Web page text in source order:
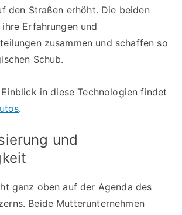
den Straßen erhöht. Die beiden
Erfahrungen und
zusammen und schaffen so
Schub.
in diese Technologien findet
.
und
ganz oben auf der Agenda des
Beide Mutterunternehmen